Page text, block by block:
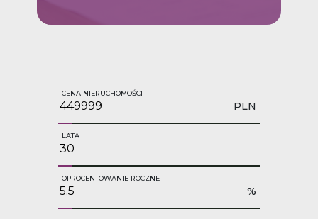
CENA NIERUCHOMOŚCI
PLN
LATA
OPROCENTOWANIE ROCZNE
%